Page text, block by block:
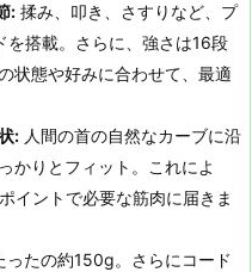
: 揉み、叩き、さすりなど、プ
を搭載。さらに、強さは16段
状態や好みに合わせて、最適
: 人間の首の自然なカーブに沿
かりとフィット。これによ
イントで必要な筋肉に届きま
ったの約150g。さらにコード